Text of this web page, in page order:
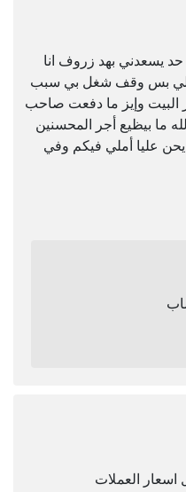
يسعدني بهد زروف انا
اهلي بس وقف شغل بي سبب
البيت وإيز ما دفعت صاحب
ما بيظيع أجر المحسنين
عليا أملي فيكم وفي
اسعار العملات